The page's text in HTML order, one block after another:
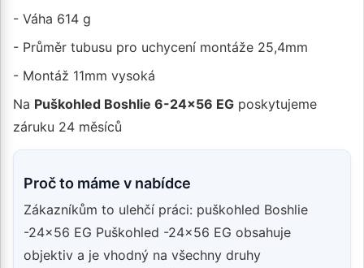
- Váha 614 g
- Průměr tubusu pro uchycení montáže 25,4mm
- Montáž 11mm vysoká
Na Puškohled Boshlie 6-24x56 EG poskytujeme
záruku 24 měsíců
Proč to máme v nabídce
Zákazníkům to ulehčí práci: puškohled Boshlie
-24x56 EG Puškohled -24x56 EG obsahuje
objektiv a je vhodný na všechny druhy